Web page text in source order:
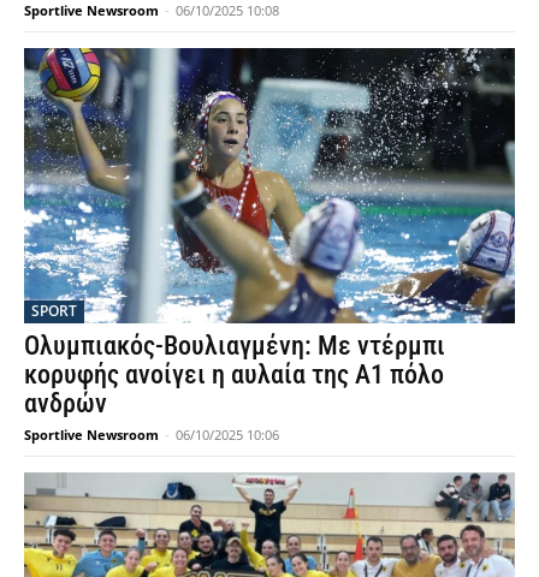
Sportlive Newsroom - 06/10/2025 10:08
SPORT
Ολυμπιακός-Βουλιαγμένη: Με ντέρμπι
κορυφής ανοίγει η αυλαία της Α1 πόλο
ανδρών
Sportlive Newsroom - 06/10/2025 10:06